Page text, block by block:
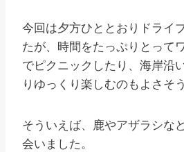
今回は夕方ひととおりドライ
たが、時間をたっぷりとって
でピクニックしたり、海岸沿
りゆっくり楽しむのもよさそ
そういえば、鹿やアザラシな
会いました。